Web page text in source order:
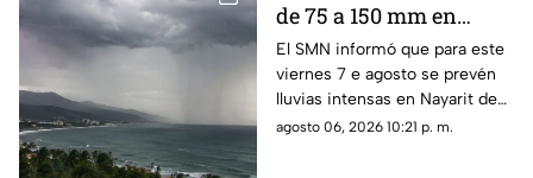
de 75 a 150 mm en
Nayarit este viernes 7
de agosto
El SMN informó que para este
viernes 7 e agosto se prevén
lluvias intensas en Nayarit de
75 a 150 mm
agosto 06, 2026 10:21 p. m.